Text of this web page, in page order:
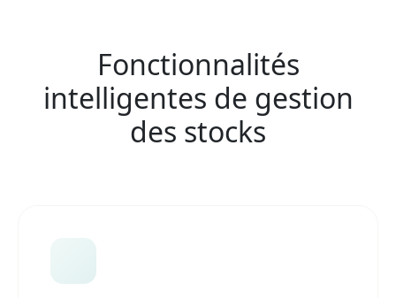
Fonctionnalités
intelligentes de gestion
des stocks